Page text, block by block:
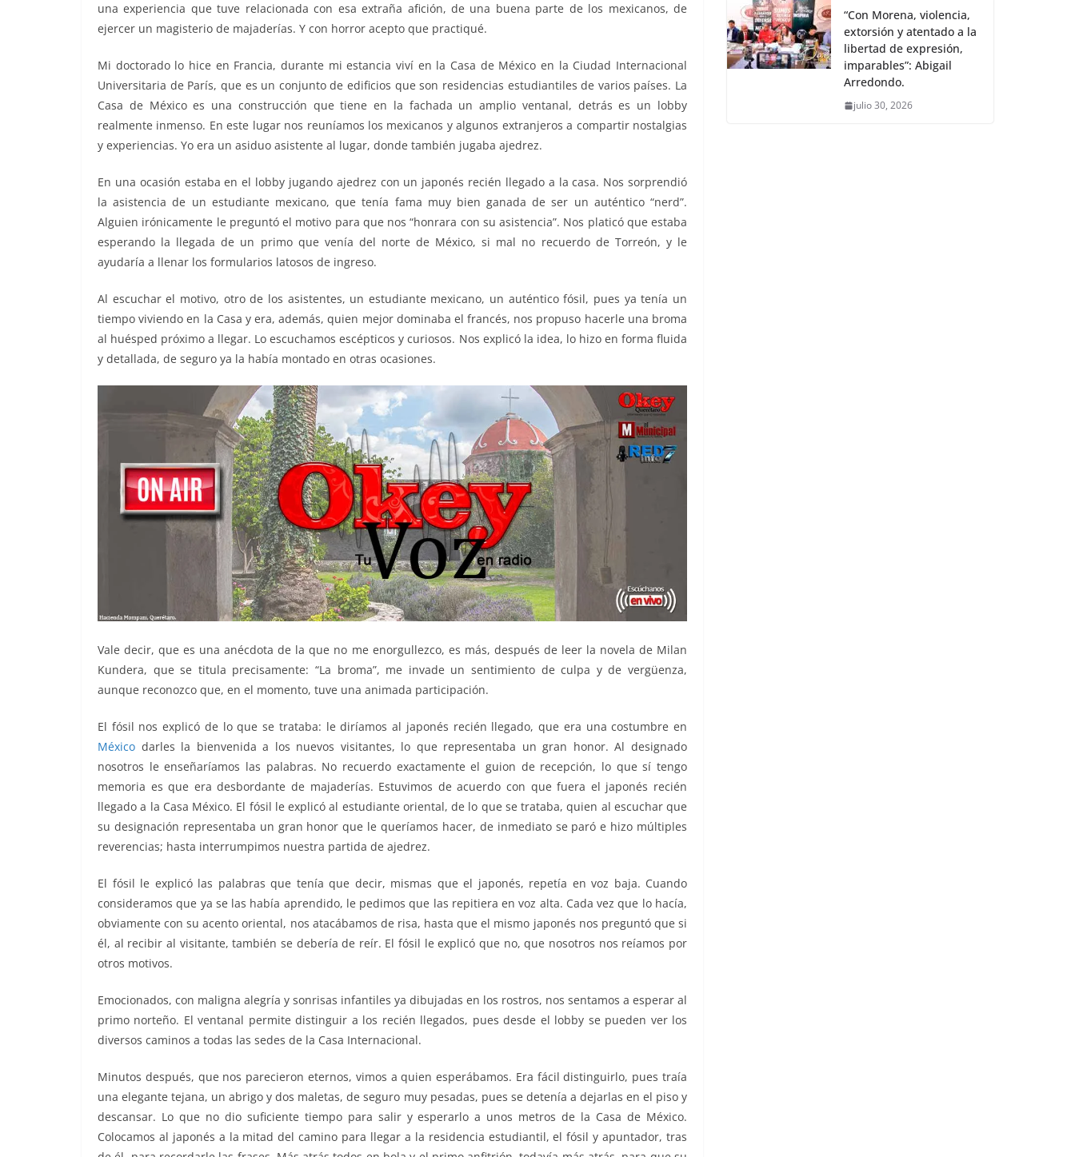
una experiencia que tuve relacionada con esa extraña afición, de una buena parte de los mexicanos, de
ejercer un magisterio de majaderías. Y con horror acepto que practiqué.
Mi doctorado lo hice en Francia, durante mi estancia viví en la Casa de México en la Ciudad Internacional
Universitaria de París, que es un conjunto de edificios que son residencias estudiantiles de varios países. La
Casa de México es una construcción que tiene en la fachada un amplio ventanal, detrás es un lobby
realmente inmenso. En este lugar nos reuníamos los mexicanos y algunos extranjeros a compartir nostalgias
y experiencias. Yo era un asiduo asistente al lugar, donde también jugaba ajedrez.
En una ocasión estaba en el lobby jugando ajedrez con un japonés recién llegado a la casa. Nos sorprendió
la asistencia de un estudiante mexicano, que tenía fama muy bien ganada de ser un auténtico “nerd”.
Alguien irónicamente le preguntó el motivo para que nos “honrara con su asistencia”. Nos platicó que estaba
esperando la llegada de un primo que venía del norte de México, si mal no recuerdo de Torreón, y le
ayudaría a llenar los formularios latosos de ingreso.
Al escuchar el motivo, otro de los asistentes, un estudiante mexicano, un auténtico fósil, pues ya tenía un
tiempo viviendo en la Casa y era, además, quien mejor dominaba el francés, nos propuso hacerle una broma
al huésped próximo a llegar. Lo escuchamos escépticos y curiosos. Nos explicó la idea, lo hizo en forma fluida
y detallada, de seguro ya la había montado en otras ocasiones.
Vale decir, que es una anécdota de la que no me enorgullezco, es más, después de leer la novela de Milan
Kundera, que se titula precisamente: “La broma”, me invade un sentimiento de culpa y de vergüenza,
aunque reconozco que, en el momento, tuve una animada participación.
El fósil nos explicó de lo que se trataba: le diríamos al japonés recién llegado, que era una costumbre en
México darles la bienvenida a los nuevos visitantes, lo que representaba un gran honor. Al designado
nosotros le enseñaríamos las palabras. No recuerdo exactamente el guion de recepción, lo que sí tengo
memoria es que era desbordante de majaderías. Estuvimos de acuerdo con que fuera el japonés recién
llegado a la Casa México. El fósil le explicó al estudiante oriental, de lo que se trataba, quien al escuchar que
su designación representaba un gran honor que le queríamos hacer, de inmediato se paró e hizo múltiples
reverencias; hasta interrumpimos nuestra partida de ajedrez.
El fósil le explicó las palabras que tenía que decir, mismas que el japonés, repetía en voz baja. Cuando
consideramos que ya se las había aprendido, le pedimos que las repitiera en voz alta. Cada vez que lo hacía,
obviamente con su acento oriental, nos atacábamos de risa, hasta que el mismo japonés nos preguntó que si
él, al recibir al visitante, también se debería de reír. El fósil le explicó que no, que nosotros nos reíamos por
otros motivos.
Emocionados, con maligna alegría y sonrisas infantiles ya dibujadas en los rostros, nos sentamos a esperar al
primo norteño. El ventanal permite distinguir a los recién llegados, pues desde el lobby se pueden ver los
diversos caminos a todas las sedes de la Casa Internacional.
Minutos después, que nos parecieron eternos, vimos a quien esperábamos. Era fácil distinguirlo, pues traía
una elegante tejana, un abrigo y dos maletas, de seguro muy pesadas, pues se detenía a dejarlas en el piso y
descansar. Lo que no dio suficiente tiempo para salir y esperarlo a unos metros de la Casa de México.
Colocamos al japonés a la mitad del camino para llegar a la residencia estudiantil, el fósil y apuntador, tras
“Con Morena, violencia,
extorsión y atentado a la
libertad de expresión,
imparables”: Abigail
Arredondo.
julio 30, 2026